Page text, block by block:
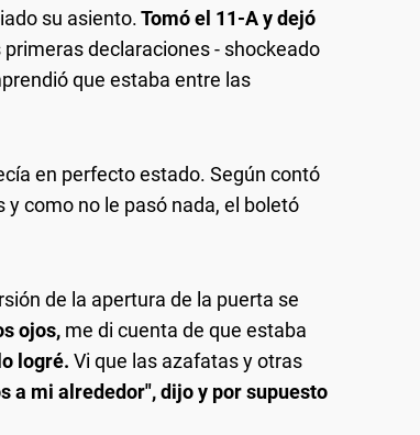
su asiento.Tomó el 11-A y dejó
primeras declaraciones - shockeado
que estaba entre las
en perfecto estado. Según contó
y como no le pasó nada, el boletó
de la apertura de la puerta se
ojos, me di cuenta de que estaba
logré. Vi que las azafatas y otras
a mi alrededor", dijo y por supuesto